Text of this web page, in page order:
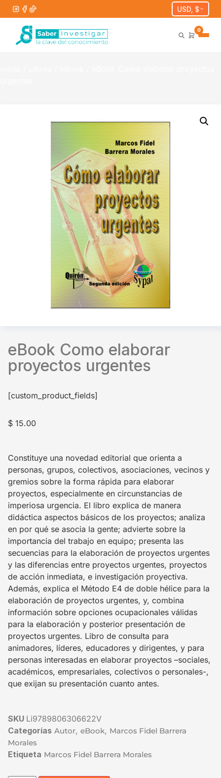
USD, $
0
eBook Como elaborar
proyectos urgentes
[custom_product_fields]
$ 15.00
Constituye una novedad editorial que orienta a
personas, grupos, colectivos, asociaciones, vecinos y
gremios sobre la forma rápida para elaborar
proyectos, especialmente en circunstancias de
imperiosa urgencia. El libro explica de manera
didáctica aspectos básicos de los proyectos; analiza
en por qué se asocia la gente; advierte sobre la
importancia del trabajo en equipo; presenta las
secuencias para la elaboración de proyectos urgentes
y las diferencias entre proyectos urgentes, proyectos
de acción inmediata, e investigación proyectiva.
Además, explica el Método E4 de doble hélice para la
elaboración de proyectos urgentes, y, combina
información sobre opciones ocupacionales válidas
para la elaboración y posterior presentación de
proyectos urgentes. Libro de consulta para
animadores, líderes, educadores y dirigentes, y para
personas interesadas en elaborar proyectos –sociales,
académicos, empresariales, colectivos o personales-,
que exijan su presentación cuanto antes.
SKU Li9789806306622V
Categorías Autor, eBook, Marcos Fidel Barrera
Morales
Etiqueta Marcos Fidel Barrera Morales